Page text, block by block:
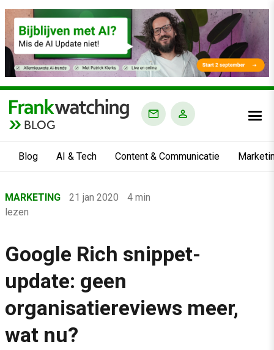
BLOG
Blog AI & Tech Content & Communicatie
›
Marketing
›
Google Rich snippet-update: geen organisatiereviews meer,
MARKETING 21 jan 2020
4 min
lezen
Google Rich snippet-
update: geen
organisatiereviews meer,
wat nu?